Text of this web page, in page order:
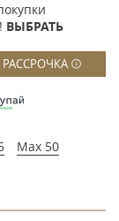
ВЫБРАТЬ
РАССРОЧКА
Max 50